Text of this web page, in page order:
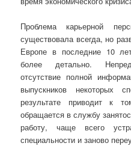
Проблема карьерной
существовала всегда, но
Европе в последние 10
более детально.
отсутствие полной
выпускников некоторых
результате приводит к
обращается в службу
работу, чаще всего
специальности и заново